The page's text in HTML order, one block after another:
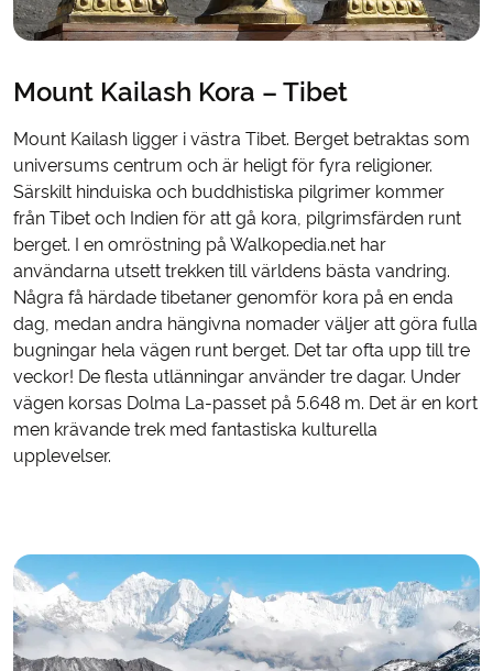
Mount Kailash Kora – Tibet
Mount Kailash ligger i västra Tibet. Berget betraktas som
universums centrum och är heligt för fyra religioner.
Särskilt hinduiska och buddhistiska pilgrimer kommer
från Tibet och Indien för att gå kora, pilgrimsfärden runt
berget. I en omröstning på Walkopedia.net har
användarna utsett trekken till världens bästa vandring.
Några få härdade tibetaner genomför kora på en enda
dag, medan andra hängivna nomader väljer att göra fulla
bugningar hela vägen runt berget. Det tar ofta upp till tre
veckor! De flesta utlänningar använder tre dagar. Under
vägen korsas Dolma La-passet på 5.648 m. Det är en kort
men krävande trek med fantastiska kulturella
upplevelser.